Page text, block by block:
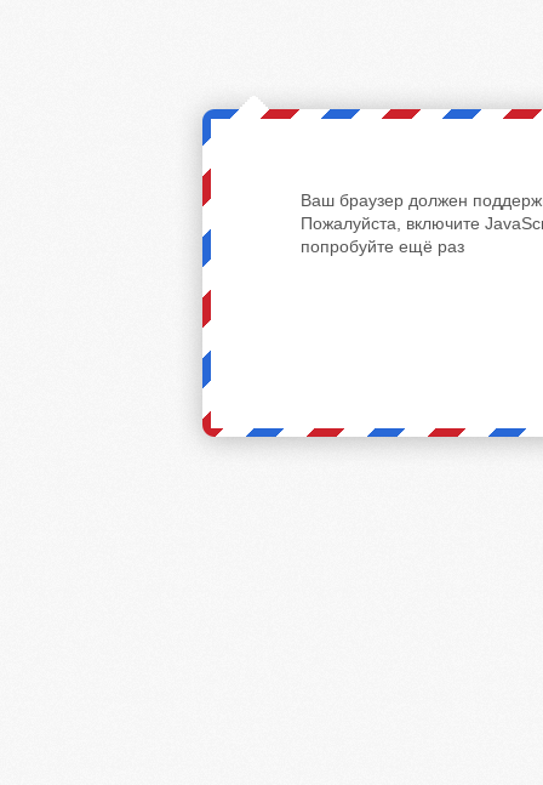
Ваш браузер должен
Пожалуйста, включите
попробуйте ещё раз